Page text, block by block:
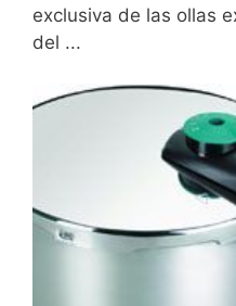
exclusiva de las ollas
del ...